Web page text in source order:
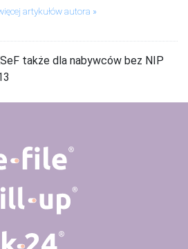
artykułów autora
także dla nabywców bez NIP